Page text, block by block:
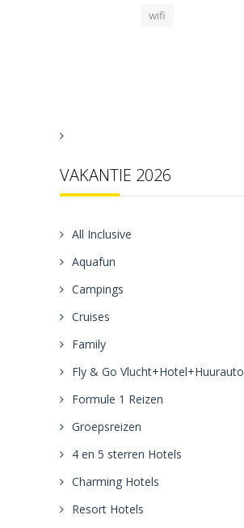
wifi
VAKANTIE 2026
All Inclusive
Aquafun
Campings
Cruises
Family
Fly & Go Vlucht+Hotel+Huurauto
Formule 1 Reizen
Groepsreizen
4 en 5 sterren Hotels
Charming Hotels
Resort Hotels